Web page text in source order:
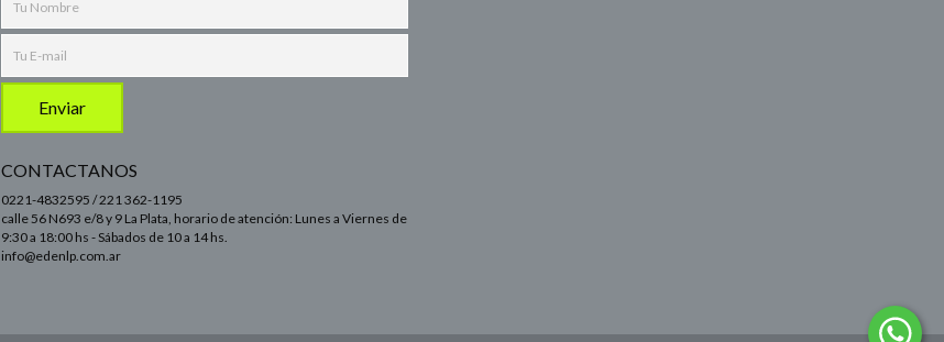
CONTACTANOS
0221-4832595 / 221 362-1195
calle 56 N693 e/8 y 9 La Plata, horario de atención: Lunes a Viernes de
9:30 a 18:00 hs - Sábados de 10 a 14 hs.
info@edenlp.com.ar